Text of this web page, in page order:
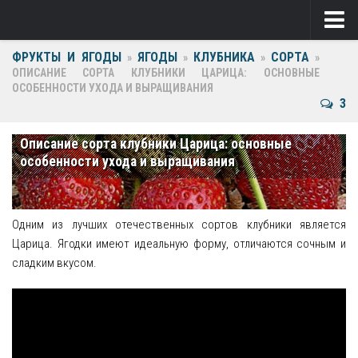
Ягоды
Виноград
Крыжовник
Малина
Фрукты
Груша
Ежевика
ФРУКТЫ И ЯГОДЫ » ЯГОДЫ » КЛУБНИКА » СОРТА »
ОПИСАНИЕ СОРТА КЛУБНИКИ ЦАРИЦА: ОСНОВНЫЕ
ОСОБЕННОСТИ УХОДА И ВЫРАЩИВАНИЯ
3
Описание сорта клубники Царица: основные
особенности ухода и выращивания
Одним из лучших отечественных сортов клубники является
Царица. Ягодки имеют идеальную форму, отличаются сочным и
сладким вкусом.